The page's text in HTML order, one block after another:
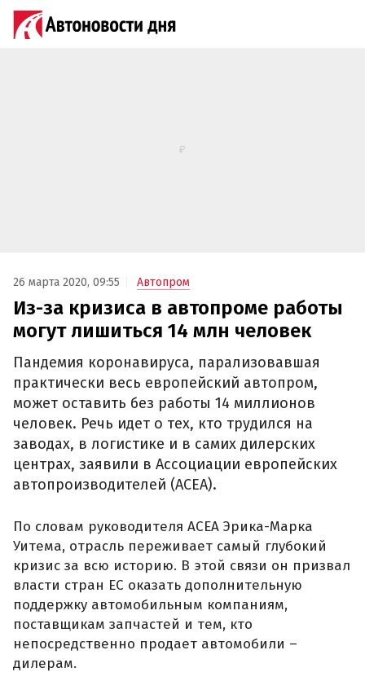
26 марта 2020, 09:55 Автопром
Из-за кризиса в автопроме работы
могут лишиться 14 млн человек
Пандемия коронавируса, парализовавшая
практически весь европейский автопром,
может оставить без работы 14 миллионов
человек. Речь идет о тех, кто трудился на
заводах, в логистике и в самих дилерских
центрах, заявили в Ассоциации европейских
автопроизводителей (АСЕА).
По словам руководителя АСЕА Эрика-Марка
Уитема, отрасль переживает самый глубокий
кризис за всю историю. В этой связи он призвал
власти стран ЕС оказать дополнительную
поддержку автомобильным компаниям,
поставщикам запчастей и тем, кто
непосредственно продает автомобили –
дилерам.